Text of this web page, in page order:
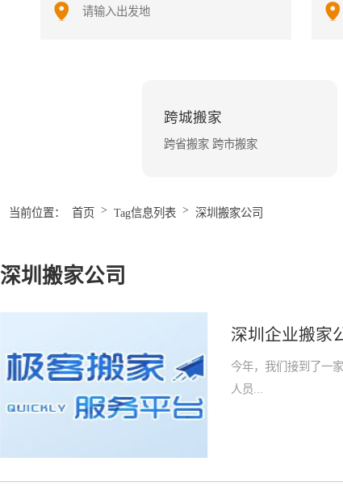
跨城搬家
跨省搬家 跨市搬家
当前位置： 首页 > Tag信息列表 > 深圳搬家公司
深圳搬家公司
深圳企业搬家
今年，我们接到了一
人员...